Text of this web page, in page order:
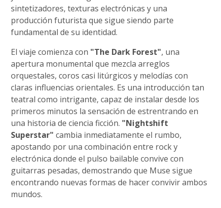
sintetizadores, texturas electrónicas y una
producción futurista que sigue siendo parte
fundamental de su identidad.
El viaje comienza con "The Dark Forest", una
apertura monumental que mezcla arreglos
orquestales, coros casi litúrgicos y melodías con
claras influencias orientales. Es una introducción tan
teatral como intrigante, capaz de instalar desde los
primeros minutos la sensación de estrentrando en
una historia de ciencia ficción. "Nightshift
Superstar" cambia inmediatamente el rumbo,
apostando por una combinación entre rock y
electrónica donde el pulso bailable convive con
guitarras pesadas, demostrando que Muse sigue
encontrando nuevas formas de hacer convivir ambos
mundos.